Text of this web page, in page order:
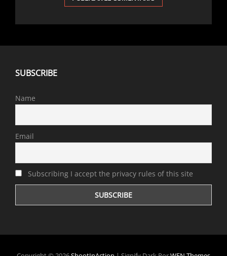
SUBSCRIBE
Name
Email
Subscribing I accept the privacy rules of this site